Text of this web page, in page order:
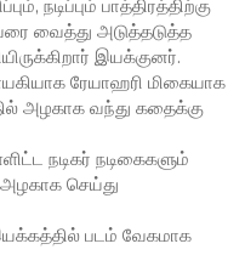
நடிப்பும் பாத்திரத்திற்கு
வைத்து அடுத்தடுத்த
இயக்குனர்.
ரேயாஹரி மிகையாக
அழகாக வந்து கதைக்கு
நடிகர் நடிகைகளும்
செய்து
படம் வேகமாக